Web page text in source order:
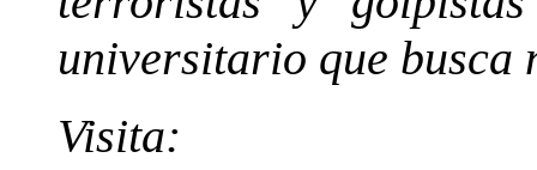
universitario que busca
Visita: